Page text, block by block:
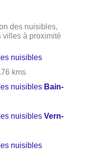
des nuisibles,
villes à proximité
nuisibles
kms
nuisibles Bain-
nuisiblesVern-
nuisibles